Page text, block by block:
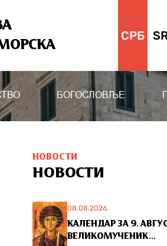
СРБ
БОГОСЛОВЉЕ
НОВОСТИ
НОВОСТИ
08.08.2026.
КАЛЕНДАР ЗА 9.
ВЕЛИКОМУЧЕНИК...